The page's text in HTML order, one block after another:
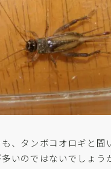
、タンボコオロギと聞
いのではないでしょう